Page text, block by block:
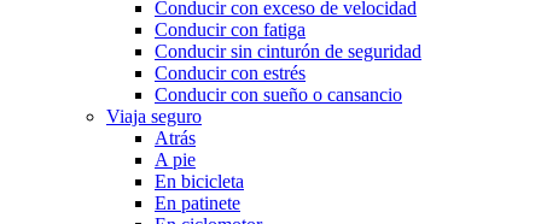
Conducir con exceso de velocidad
Conducir con fatiga
Conducir sin cinturón de seguridad
Conducir con estrés
Conducir con sueño o cansancio
Viaja seguro
Atrás
A pie
En bicicleta
En patinete